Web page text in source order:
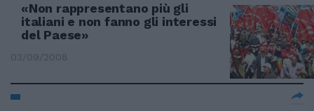
«Non rappresentano più gli
italiani e non fanno gli interessi
del Paese»
03/09/2008